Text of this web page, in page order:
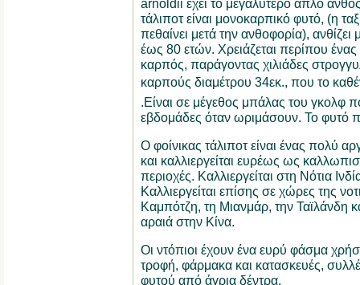
arnoldii έχει το μεγαλύτερο απλό
τάλιποτ είναι μονοκαρπικό φυτό, (η
πεθαίνει μετά την ανθοφορία),
έως 80 ετών. Χρειάζεται περίπου
καρπός, παράγοντας χιλιάδες
καρπούς διαμέτρου 34εκ., που το
.Είναι σε μέγεθος μπάλας του γκολφ
εβδομάδες όταν ωριμάσουν. Το φυτό
Ο φοίνικας τάλιποτ είναι ένας πολύ
και καλλιεργείται ευρέως ως
περιοχές. Καλλιεργείται στη Νότια
Καλλιεργείται επίσης σε χώρες της
Καμπότζη, τη Μιανμάρ, την Ταϊλάνδη
αραιά στην Κίνα.
Οι ντόπιοι έχουν ένα ευρύ φάσμα
τροφή, φάρμακα και κατασκευές,
φυτού από άγρια ​​δέντρα.